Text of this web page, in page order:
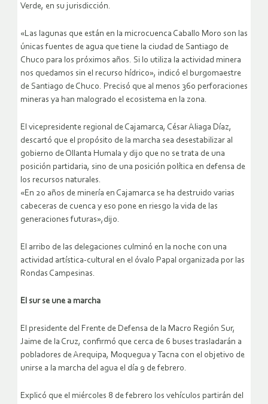
Verde, en su jurisdicción.
«Las lagunas que están en la microcuenca Caballo Moro son las
únicas fuentes de agua que tiene la ciudad de Santiago de
Chuco para los próximos años. Si lo utiliza la actividad minera
nos quedamos sin el recurso hídrico», indicó el burgomaestre
de Santiago de Chuco. Precisó que al menos 360 perforaciones
mineras ya han malogrado el ecosistema en la zona.
El vicepresidente regional de Cajamarca, César Aliaga Díaz,
descartó que el propósito de la marcha sea desestabilizar al
gobierno de Ollanta Humala y dijo que no se trata de una
posición partidaria, sino de una posición política en defensa de
los recursos naturales.
«En 20 años de minería en Cajamarca se ha destruido varias
cabeceras de cuenca y eso pone en riesgo la vida de las
generaciones futuras»,dijo.
El arribo de las delegaciones culminó en la noche con una
actividad artística-cultural en el óvalo Papal organizada por las
Rondas Campesinas.
El sur se une a marcha
El presidente del Frente de Defensa de la Macro Región Sur,
Jaime de la Cruz, confirmó que cerca de 6 buses trasladarán a
pobladores de Arequipa, Moquegua y Tacna con el objetivo de
unirse a la marcha del agua el día 9 de febrero.
Explicó que el miércoles 8 de febrero los vehículos partirán del